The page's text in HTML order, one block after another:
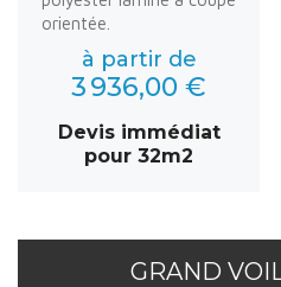
orientée.
à partir de
3 936,00 €
Devis immédiat
pour 32m2
GRAND